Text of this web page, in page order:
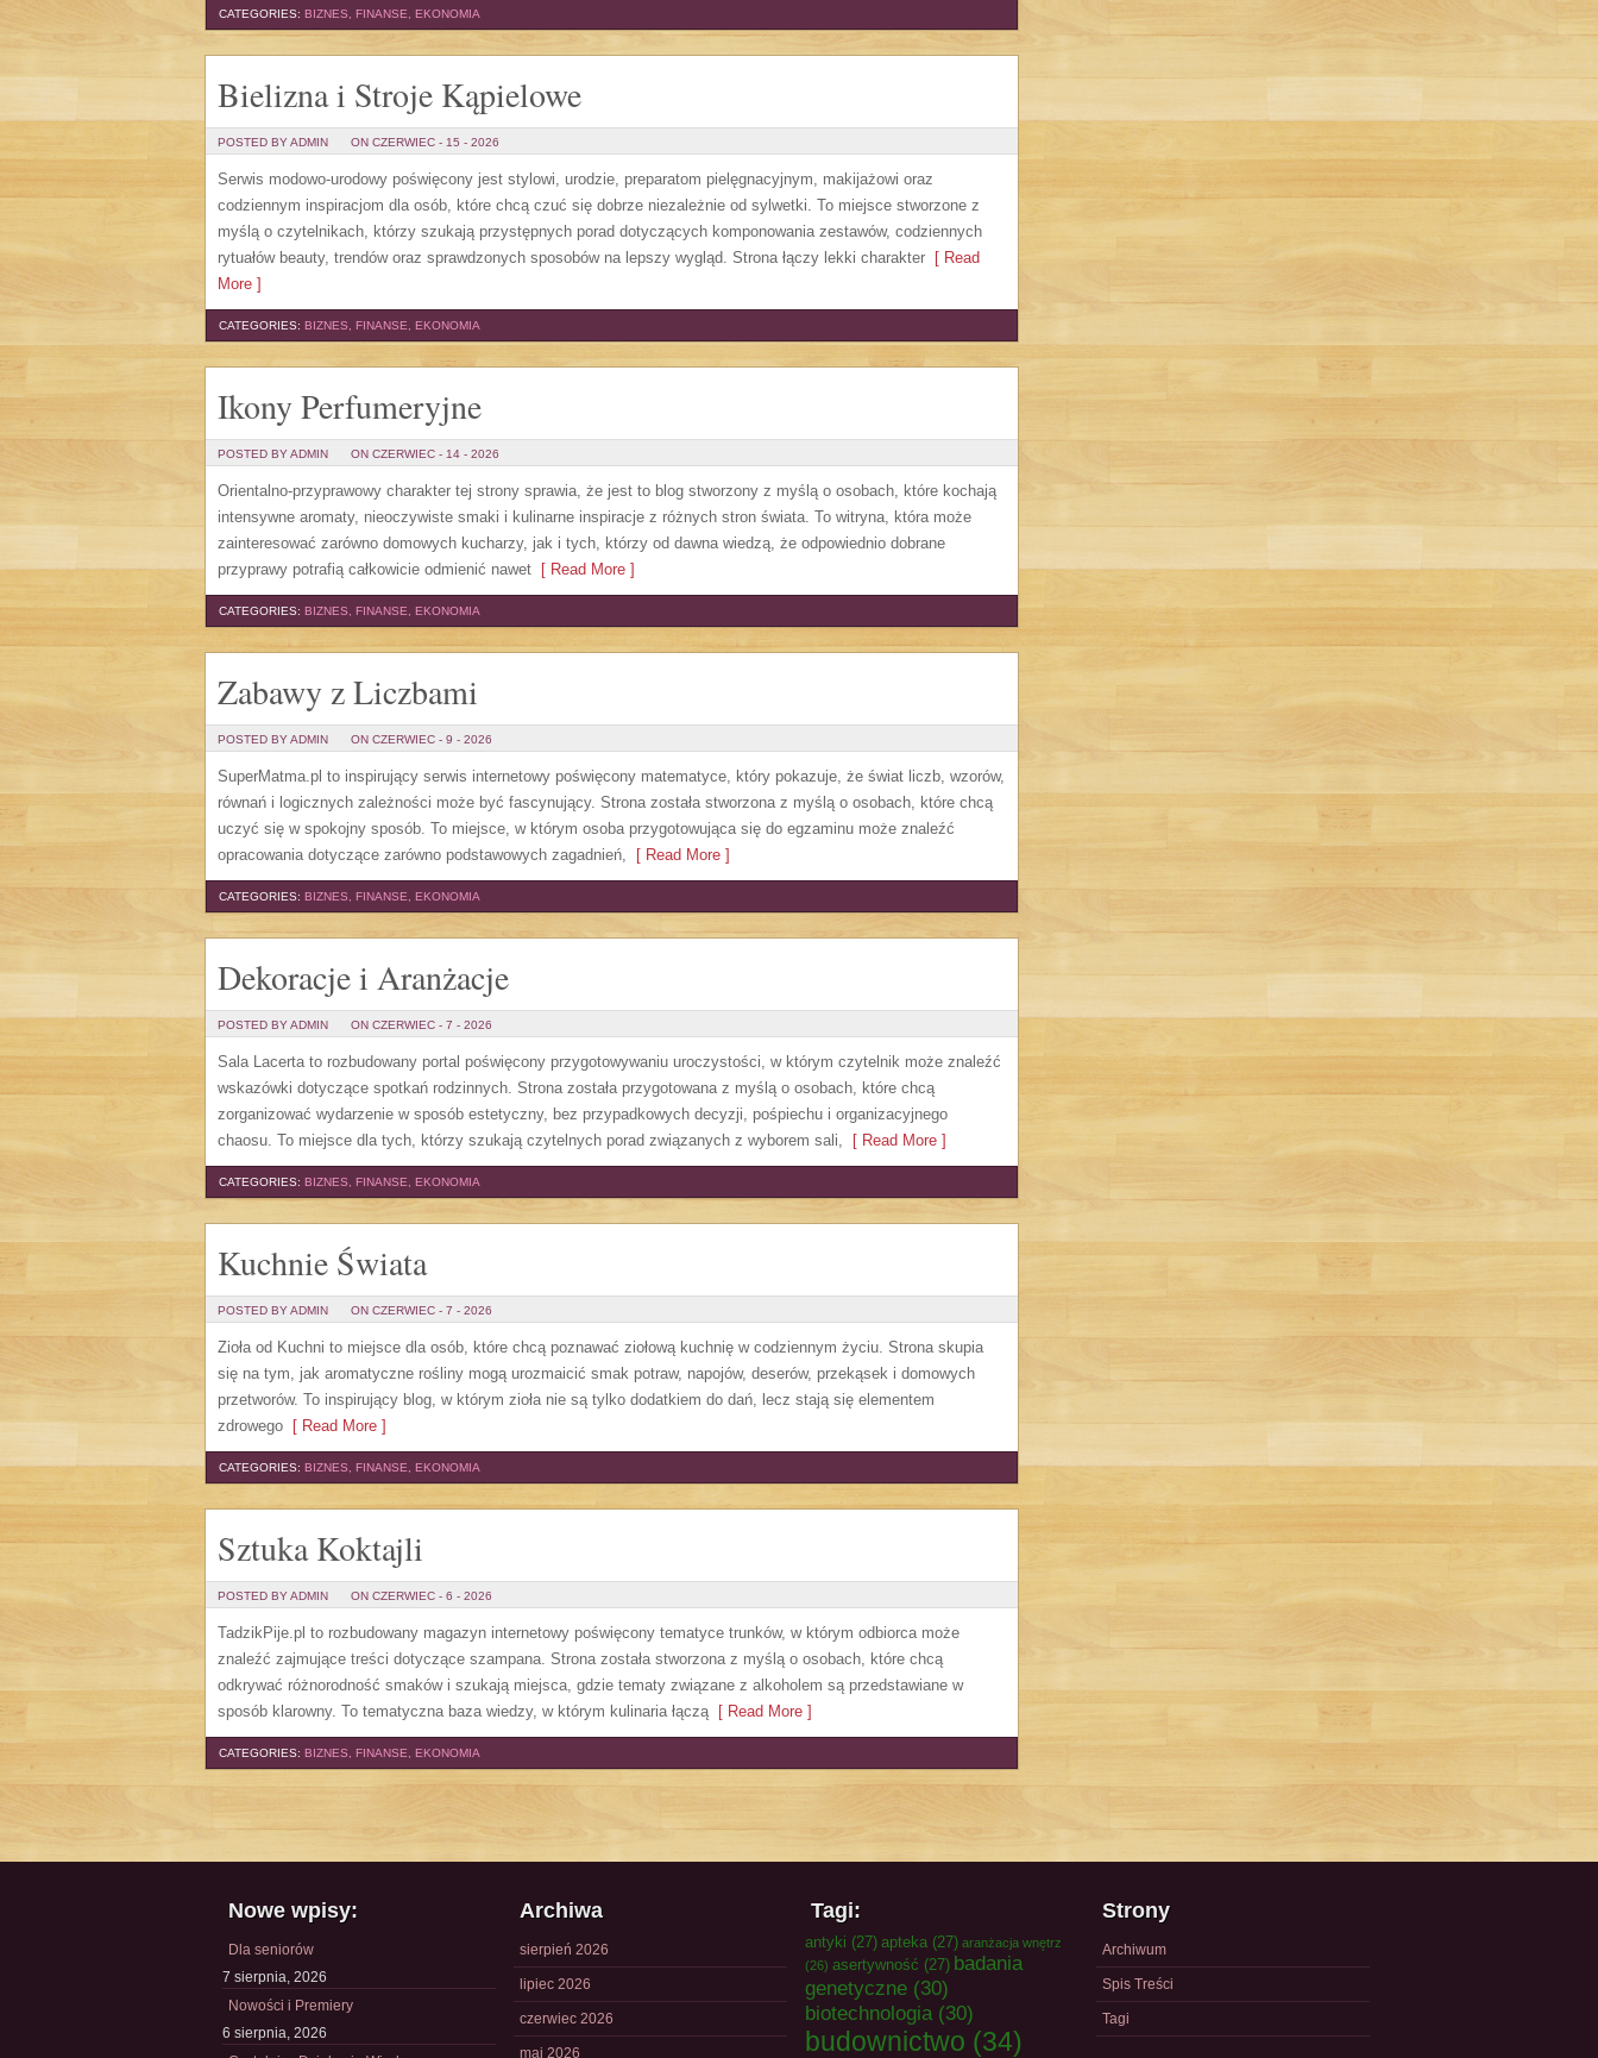
CATEGORIES: BIZNES, FINANSE, EKONOMIA
Bielizna i Stroje Kąpielowe
POSTED BY ADMIN ON CZERWIEC - 15 - 2026
Serwis modowo-urodowy poświęcony jest stylowi, urodzie, preparatom pielęgnacyjnym, makijażowi oraz
codziennym inspiracjom dla osób, które chcą czuć się dobrze niezależnie od sylwetki. To miejsce stworzone z
myślą o czytelnikach, którzy szukają przystępnych porad dotyczących komponowania zestawów, codziennych
rytuałów beauty, trendów oraz sprawdzonych sposobów na lepszy wygląd. Strona łączy lekki charakter [ Read
More ]
CATEGORIES: BIZNES, FINANSE, EKONOMIA
Ikony Perfumeryjne
POSTED BY ADMIN ON CZERWIEC - 14 - 2026
Orientalno-przyprawowy charakter tej strony sprawia, że jest to blog stworzony z myślą o osobach, które kochają
intensywne aromaty, nieoczywiste smaki i kulinarne inspiracje z różnych stron świata. To witryna, która może
zainteresować zarówno domowych kucharzy, jak i tych, którzy od dawna wiedzą, że odpowiednio dobrane
przyprawy potrafią całkowicie odmienić nawet [ Read More ]
CATEGORIES: BIZNES, FINANSE, EKONOMIA
Zabawy z Liczbami
POSTED BY ADMIN ON CZERWIEC - 9 - 2026
SuperMatma.pl to inspirujący serwis internetowy poświęcony matematyce, który pokazuje, że świat liczb, wzorów,
równań i logicznych zależności może być fascynujący. Strona została stworzona z myślą o osobach, które chcą
uczyć się w spokojny sposób. To miejsce, w którym osoba przygotowująca się do egzaminu może znaleźć
opracowania dotyczące zarówno podstawowych zagadnień, [ Read More ]
CATEGORIES: BIZNES, FINANSE, EKONOMIA
Dekoracje i Aranżacje
POSTED BY ADMIN ON CZERWIEC - 7 - 2026
Sala Lacerta to rozbudowany portal poświęcony przygotowywaniu uroczystości, w którym czytelnik może znaleźć
wskazówki dotyczące spotkań rodzinnych. Strona została przygotowana z myślą o osobach, które chcą
zorganizować wydarzenie w sposób estetyczny, bez przypadkowych decyzji, pośpiechu i organizacyjnego
chaosu. To miejsce dla tych, którzy szukają czytelnych porad związanych z wyborem sali, [ Read More ]
CATEGORIES: BIZNES, FINANSE, EKONOMIA
Kuchnie Świata
POSTED BY ADMIN ON CZERWIEC - 7 - 2026
Zioła od Kuchni to miejsce dla osób, które chcą poznawać ziołową kuchnię w codziennym życiu. Strona skupia
się na tym, jak aromatyczne rośliny mogą urozmaicić smak potraw, napojów, deserów, przekąsek i domowych
przetworów. To inspirujący blog, w którym zioła nie są tylko dodatkiem do dań, lecz stają się elementem
zdrowego [ Read More ]
CATEGORIES: BIZNES, FINANSE, EKONOMIA
Sztuka Koktajli
POSTED BY ADMIN ON CZERWIEC - 6 - 2026
TadzikPije.pl to rozbudowany magazyn internetowy poświęcony tematyce trunków, w którym odbiorca może
znaleźć zajmujące treści dotyczące szampana. Strona została stworzona z myślą o osobach, które chcą
odkrywać różnorodność smaków i szukają miejsca, gdzie tematy związane z alkoholem są przedstawiane w
sposób klarowny. To tematyczna baza wiedzy, w którym kulinaria łączą[ Read More ]
CATEGORIES: BIZNES, FINANSE, EKONOMIA
Nowe wpisy:
Dla seniorów
7 sierpnia, 2026
Nowości i Premiery
6 sierpnia, 2026
Archiwa
sierpień 2026
lipiec 2026
czerwiec 2026
maj 2026
Tagi:
antyki (27) apteka (27) aranżacja wnętrz
(26) asertywność (27) badania
genetyczne (30)
biotechnologia(30)
budownictwo (34)
Strony
Archiwum
Spis Treści
Tagi